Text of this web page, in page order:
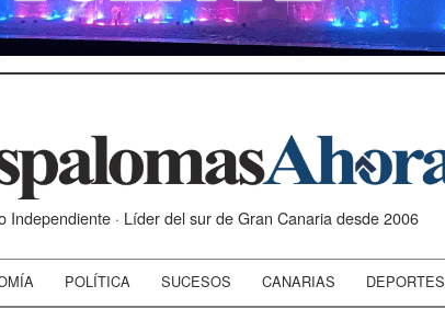
Independiente · Líder del sur de Gran Canaria desde 2006
POLÍTICA SUCESOS CANARIAS DEPORTES